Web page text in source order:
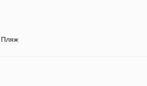
Пляж